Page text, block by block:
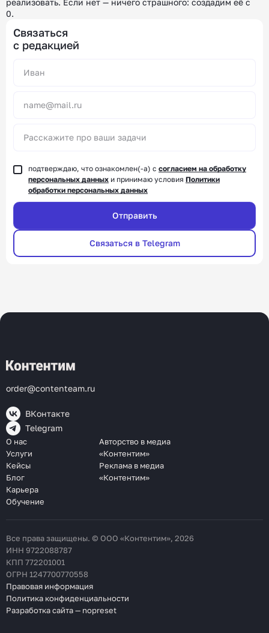
0.
Связаться
с редакцией
подтверждаю, что ознакомлен(-а) с согласием на обработку
персональных данных и принимаю условия Политики
обработки персональных данных
Связаться в Telegram
order@contenteam.ru
ВКонтакте
Telegram
О нас
Услуги
Кейсы
Блог
Карьера
Обучение
Авторство в медиа
«Контентим»
Реклама в медиа
«Контентим»
Все права защищены. © ООО «Контентим», 2026
ИНН 9722088787
КПП 772201001
ОГРН 1247700770558
Правовая информация
Политика конфиденциальности
Разработка сайта — nopreset